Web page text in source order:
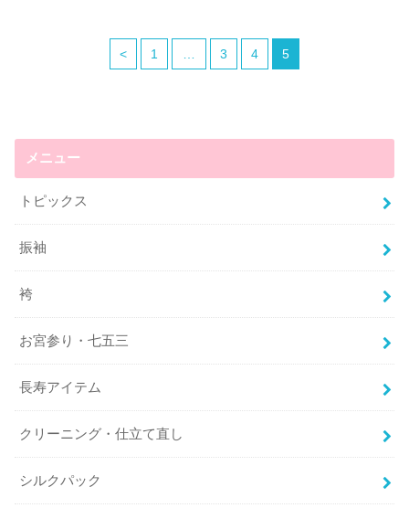
< 1 3 4 5
メニュー
トピックス
振袖
袴
お宮参り・七五三
長寿アイテム
クリーニング・仕立て直し
シルクパック